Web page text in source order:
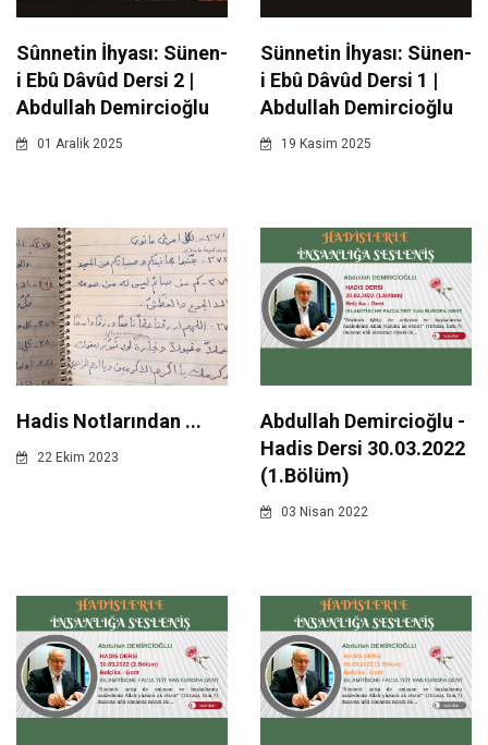
Sûnnetin İhyası: Sünen-
i Ebû Dâvûd Dersi 2 |
Abdullah Demircioğlu
01 Aralik 2025
Sünnetin İhyası: Sünen-
i Ebû Dâvûd Dersi 1 |
Abdullah Demircioğlu
19 Kasim 2025
Hadis Notlarından ...
22 Ekim 2023
Abdullah Demircioğlu -
Hadis Dersi 30.03.2022
(1.Bölüm)
03 Nisan 2022